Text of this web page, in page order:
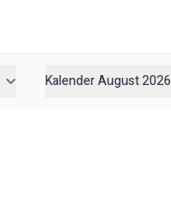
Kalender August 2026